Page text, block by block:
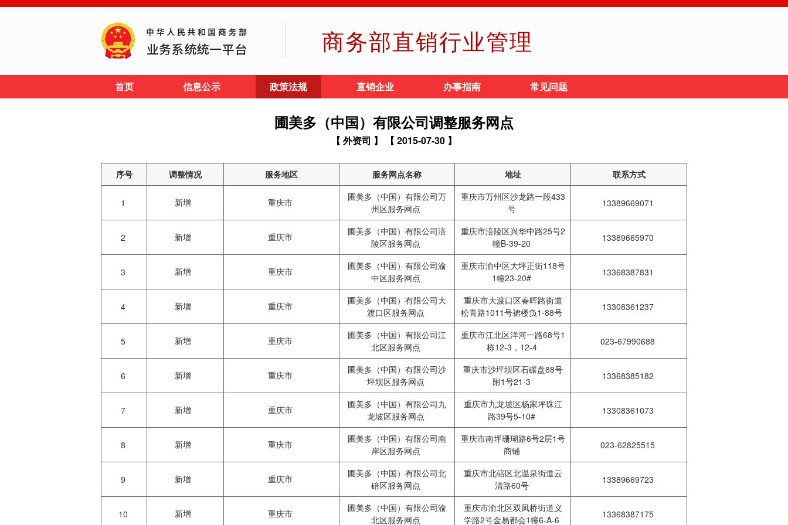
商务部直销行业管理
首页 信息公示 政策法规 直销企业 办事指南 常见问题
圃美多（中国）有限公司调整服务网点
【 外资司 】 【 2015-07-30 】
序号 调整情况 服务地区 服务网点名称 地址 联系方式
1 新增 重庆市
圃美多（中国）有限公司万
州区服务网点
重庆市万州区沙龙路一段433
号
13389669071
2 新增 重庆市
圃美多（中国）有限公司涪
陵区服务网点
重庆市涪陵区兴华中路25号2
幢B-39-20
13389665970
3 新增 重庆市
圃美多（中国）有限公司渝
中区服务网点
重庆市渝中区大坪正街118号
1幢23-20#
13368387831
4 新增 重庆市
圃美多（中国）有限公司大
渡口区服务网点
重庆市大渡口区春晖路街道
松青路1011号裙楼负1-88号
13308361237
5 新增 重庆市
圃美多（中国）有限公司江
北区服务网点
重庆市江北区洋河一路68号1
栋12-3，12-4
023-67990688
6 新增 重庆市
圃美多（中国）有限公司沙
坪坝区服务网点
重庆市沙坪坝区石碾盘88号
附1号21-3
13368385182
7 新增 重庆市
圃美多（中国）有限公司九
龙坡区服务网点
重庆市九龙坡区杨家坪珠江
路39号5-10#
13308361073
8 新增 重庆市
圃美多（中国）有限公司南
岸区服务网点
重庆市南坪珊瑚路6号2层1号
商铺
023-62825515
9 新增 重庆市
圃美多（中国）有限公司北
碚区服务网点
重庆市北碚区北温泉街道云
清路60号
13389669723
10 新增 重庆市
圃美多（中国）有限公司渝
北区服务网点
重庆市渝北区双凤桥街道义
学路2号金易都会1幢6-A-6
13368387175